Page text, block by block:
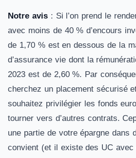
Notre avis: Si l’on prend le
avec moins de 40 % d’encours
de 1,70 % est en dessous de la
d’assurance vie dont la
2023 est de 2,60 %. Par
cherchez un placement sécurisé
souhaitez privilégier les fonds
tourner vers d’autres contrats.
une partie de votre épargne dans
convient (et il existe des UC